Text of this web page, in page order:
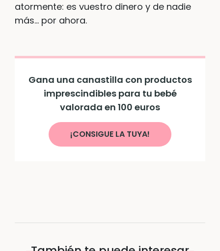
atormente: es vuestro dinero y de nadie
más… por ahora.
Gana una canastilla con productos
imprescindibles para tu bebé
valorada en 100 euros
¡CONSIGUE LA TUYA!